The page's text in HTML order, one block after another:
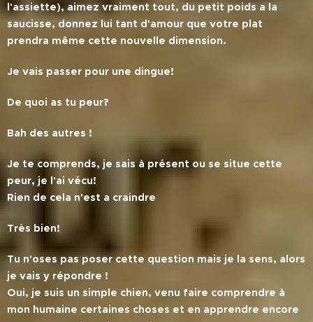
l'assiette), aimez vraiment tout, du petit poids a la
saucisse, donnez lui tant d'amour que votre plat
prendra même cette nouvelle dimension.
Je vais passer pour une dingue!
De quoi as tu peur?
Bah des autres !
Je te comprends, je sais à présent ou se situe cette
peur, je l'ai vécu!
Rien de cela n'est a craindre
Très bien!
Tu n'oses pas poser cette question mais je la sens, alors
je vais y répondre !
Oui, je suis un simple chien, venu faire comprendre à
mon humaine certaines choses et en apprendre encore